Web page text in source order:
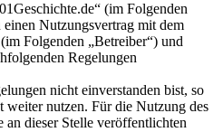
(im Folgenden
einen Nutzungsvertrag mit dem
Folgenden „Betreiber“) und
Regelungen
nicht einverstanden bist, so
weiter nutzen. Für die Nutzung des
an dieser Stelle veröffentlichten